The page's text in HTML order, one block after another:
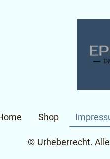
Shop
© Urheberrecht.